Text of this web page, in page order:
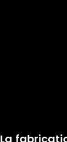
La